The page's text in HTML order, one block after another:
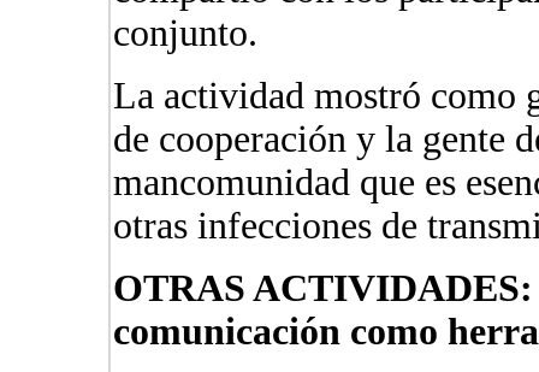
conjunto.
La actividad mostró como
de cooperación y la gente
mancomunidad que es
otras infecciones de
OTRAS
comunicación como